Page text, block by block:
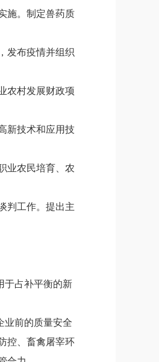
施。制定兽药质
发布疫情并组织
农村发展财政项
新技术和应用技
业农民培育、农
判工作。提出主
于占补平衡的新
业前的质量安全
控、畜禽屠宰环